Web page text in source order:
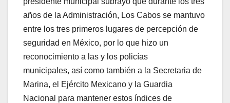
años de la Administración, Los Cabos se mantuvo
entre los tres primeros lugares de percepción de
seguridad en México, por lo que hizo un
reconocimiento a las y los policías
municipales, así como también a la Secretaria de
Marina, el Ejército Mexicano y la Guardia
Nacional para mantener estos índices de